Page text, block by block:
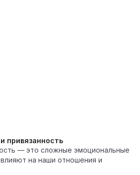
привязанность
— это сложные эмоциональные
на наши отношения и